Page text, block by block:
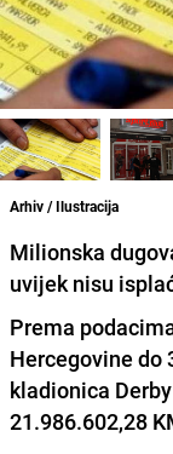
Arhiv / Ilustracija
Milionska
uvijek nisu
Prema
Hercegovine do
kladionica
21.986.602,28